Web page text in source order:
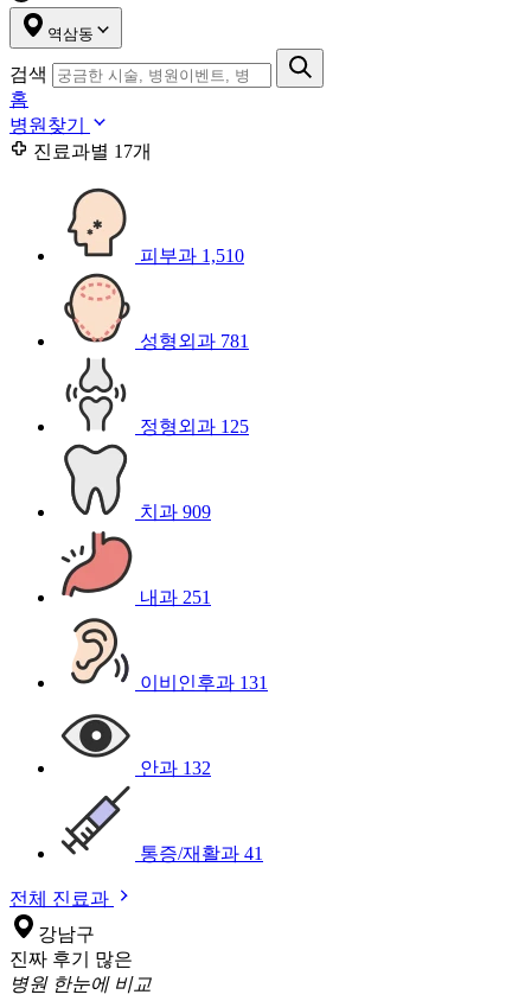
역삼동
검색
홈
병원찾기
진료과별 17개
피부과 1,510
성형외과 781
정형외과 125
치과 909
내과 251
이비인후과 131
안과 132
통증/재활과 41
전체 진료과
강남구
진짜 후기 많은
병원 한눈에 비교